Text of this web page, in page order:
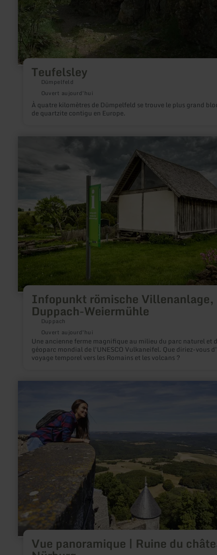
Teufelsley
Dümpelfeld
Ouvert aujourd'hui
À quatre kilomètres de Dümpelfeld se trouve le plus grand
de quartzite contigu en Europe.
Infopunkt römische Villenanlage,
Duppach-Weiermühle
Duppach
Ouvert aujourd'hui
Une ancienne ferme magnifique au milieu du parc naturel et
géoparc mondial de l'UNESCO Vulkaneifel. Que diriez-vous
voyage temporel vers les Romains et les volcans ?
Villenanlage,
Duppach-
Weiermühle
Vue panoramique | Ruine du
panoramique
|
Ruine
du
Nürburg